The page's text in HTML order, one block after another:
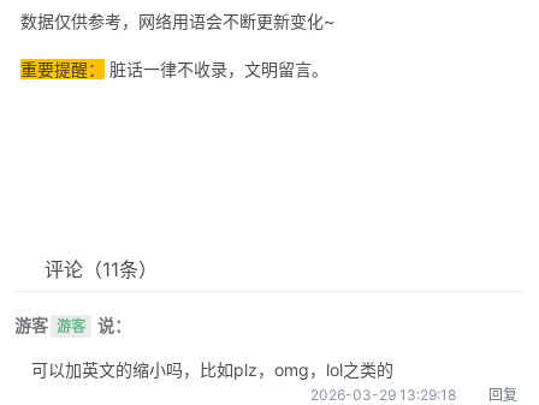
数据仅供参考，网络用语会不断更新变化~
重要提醒： 脏话一律不收录，文明留言。
评论 （11条）
游客 游客 说：
可以加英文的缩小吗，比如plz，omg，lol之类的
2026-03-29 13:29:18 回复